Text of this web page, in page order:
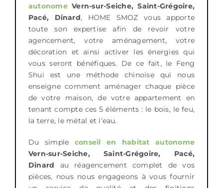
autonomeVern-sur-Seiche, Saint-Grégoire,
Pacé, Dinard, HOME SMOZ vous apporte
toute son expertise afin de revoir votre
agencement, votre aménagement, votre
décoration et ainsi activer les énergies qui
vous seront bénéfiques. De ce fait, le Feng
Shui est une méthode chinoise qui nous
enseigne comment aménager chaque pièce
de votre maison, de votre appartement en
tenant compte ces 5 éléments : le bois, le feu,
la terre, le métal et l’eau.
Du simple conseil en habitat autonome
Vern-sur-Seiche, Saint-Grégoire, Pacé,
Dinard au réagencement complet de vos
pièces, nous nous engageons à vous fournir